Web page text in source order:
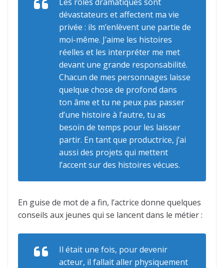
dévastateurs et affectent ma vie
privée : ils m’enlèvent une partie de
moi-même. J’aime les histoires
réelles et les interpréter me met
devant une grande responsabilité.
Chacun de mes personnages laisse
quelque chose de profond dans
ton âme et tu ne peux pas passer
d’une histoire à l’autre, tu as
besoin de temps pour les laisser
partir. En tant que productrice, j’ai
aussi des projets qui mettent
l’accent sur des histoires vécues.
En guise de mot de a fin, l’actrice donne quelques
conseils aux jeunes qui se lancent dans le métier :
Il était une fois, pour devenir
acteur, il fallait aller physiquement